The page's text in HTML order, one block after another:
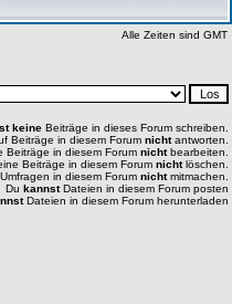
Alle Zeiten sind GMT
keine Beiträge in dieses Forum schreiben.
Beiträge in diesem Forum nichtantworten.
Beiträge in diesem Forum nichtbearbeiten.
Beiträge in diesem Forum nichtlöschen.
in diesem Forum nichtmitmachen.
Du kannstDateien in diesem Forum posten
Dateien in diesem Forum herunterladen